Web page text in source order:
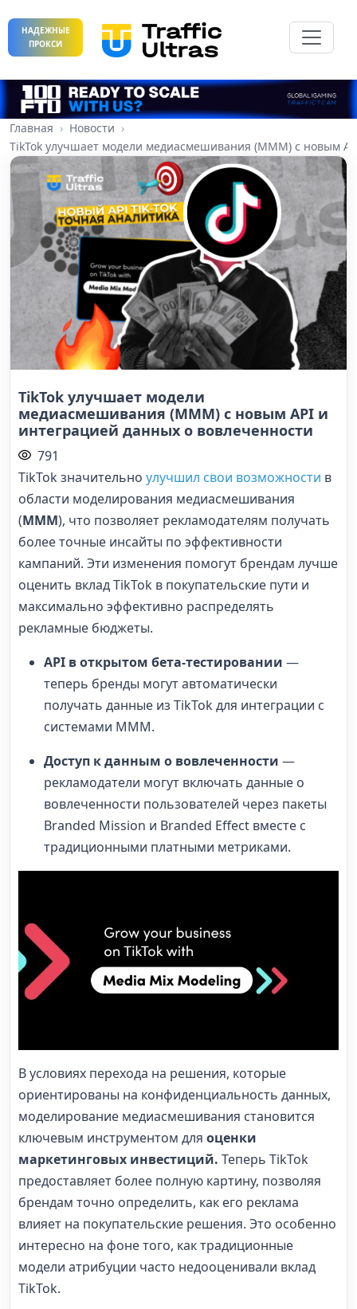
НАДЕЖНЫЕ
ПРОКСИ
Главная
Новости
TikTok улучшает модели медиасмешивания (MMM) с новым
TikTok улучшает модели
медиасмешивания (MMM) с новым API и
интеграцией данных о вовлеченности
791
TikTok значительно улучшил свои возможности в
области моделирования медиасмешивания
(MMM), что позволяет рекламодателям получать
более точные инсайты по эффективности
кампаний. Эти изменения помогут брендам лучше
оценить вклад TikTok в покупательские пути и
максимально эффективно распределять
рекламные бюджеты.
API в открытом бета-тестировании —
теперь бренды могут автоматически
получать данные из TikTok для интеграции с
системами MMM.
Доступ к данным о вовлеченности —
рекламодатели могут включать данные о
вовлеченности пользователей через пакеты
Branded Mission и Branded Effect вместе с
традиционными платными метриками.
В условиях перехода на решения, которые
ориентированы на конфиденциальность данных,
моделирование медиасмешивания становится
ключевым инструментом для оценки
маркетинговых инвестиций. Теперь TikTok
предоставляет более полную картину, позволяя
брендам точно определить, как его реклама
влияет на покупательские решения. Это особенно
интересно на фоне того, как традиционные
модели атрибуции часто недооценивали вклад
TikTok.